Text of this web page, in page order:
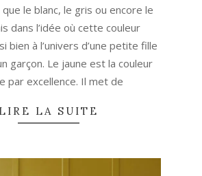
le blanc, le gris ou encore le
dans l’idée où cette couleur
bien à l’univers d’une petite fille
garçon. Le jaune est la couleur
par excellence. Il met de
LIRE LA SUITE